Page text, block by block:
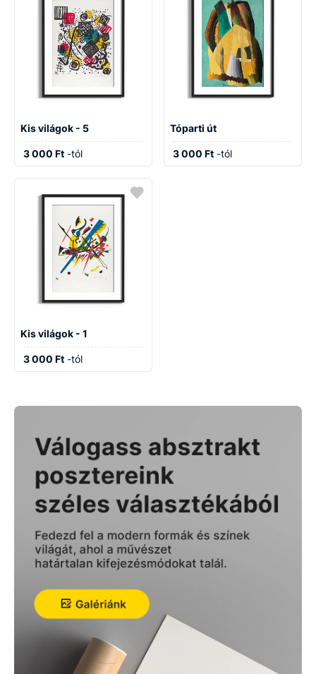
Kis világok - 5
3 000 Ft -tól
Tóparti út
3 000 Ft -tól
Kis világok - 1
3 000 Ft -tól